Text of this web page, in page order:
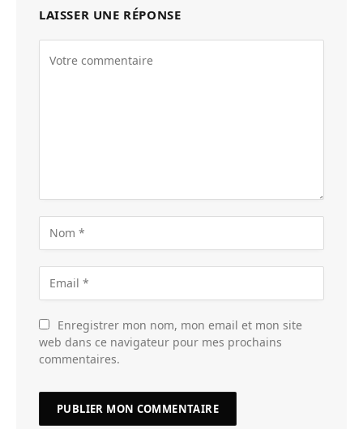
LAISSER UNE RÉPONSE
Enregistrer mon nom, mon email et mon site
web dans ce navigateur pour mes prochains
commentaires.